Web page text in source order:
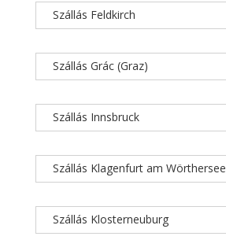
Szállás Feldkirch
Szállás Grác (Graz)
Szállás Innsbruck
Szállás Klagenfurt am Wörthersee
Szállás Klosterneuburg